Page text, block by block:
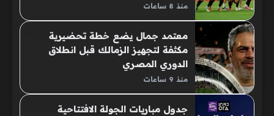
منذ 8 ساعات
معتمد جمال يضع خطة تحضيرية
مكثفة لتجهيز الزمالك قبل انطلاق
الدوري المصري
منذ 9 ساعات
جدول مباريات الجولة الافتتاحية